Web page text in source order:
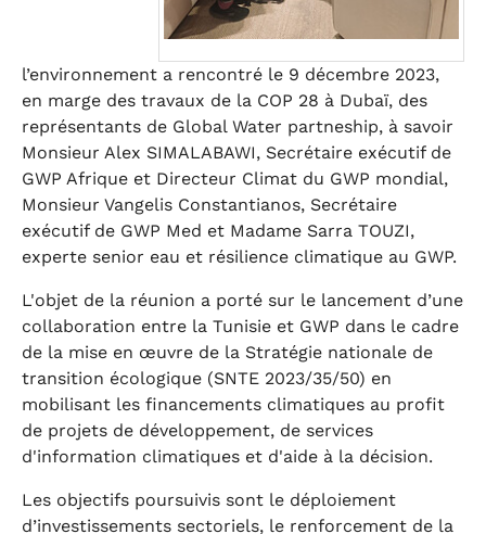
l’environnement a rencontré le 9 décembre 2023,
en marge des travaux de la COP 28 à Dubaï, des
représentants de Global Water partneship, à savoir
Monsieur Alex SIMALABAWI, Secrétaire exécutif de
GWP Afrique et Directeur Climat du GWP mondial,
Monsieur Vangelis Constantianos, Secrétaire
exécutif de GWP Med et Madame Sarra TOUZI,
experte senior eau et résilience climatique au GWP.
L'objet de la réunion a porté sur le lancement d’une
collaboration entre la Tunisie et GWP dans le cadre
de la mise en œuvre de la Stratégie nationale de
transition écologique (SNTE 2023/35/50) en
mobilisant les financements climatiques au profit
de projets de développement, de services
d'information climatiques et d'aide à la décision.
Les objectifs poursuivis sont le déploiement
d’investissements sectoriels, le renforcement de la